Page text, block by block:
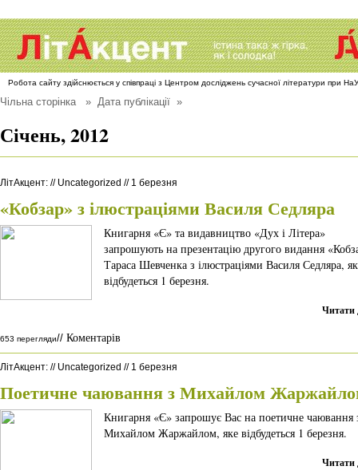
Робота сайту здійснюється у співпраці з Центром досліджень сучасної літератури при
Чільна сторінка» Дата публікації »
Січень, 2012
ЛітАкцент: // Uncategorized // 1 березня
«Кобзар» з ілюстраціями Василя Седляра
Книгарня «Є» та видавництво «Дух і Літера»
запрошують на презентацію другого видання
Тараса Шевченка з ілюстраціями Василя Седляра,
відбудеться 1 березня.
Читати
653 перегляди// Коментарів
ЛітАкцент: // Uncategorized // 1 березня
Поетичне чаювання з Михайлом
Книгарня «Є» запрошує Вас на поетичне чаювання
Михайлом Жаржайлом, яке відбудеться 1 березня.
Читати